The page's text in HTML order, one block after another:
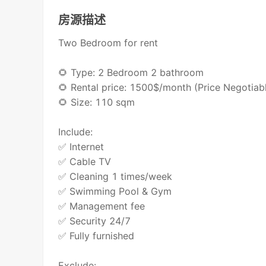
房源描述
Two Bedroom for rent
🌻 Type: 2 Bedroom 2 bathroom
🌻 Rental price: 1500$/month (Price
🌻 Size: 110 sqm
Include:
✅ Internet
✅ Cable TV
✅ Cleaning 1 times/week
✅ Swimming Pool & Gym
✅ Management fee
✅ Security 24/7
✅ Fully furnished